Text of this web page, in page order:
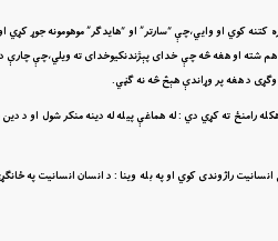
کتنه کوي او وايي،چې “سارتر” او “هايدګر” موهومونه
شته او هغه څه چې خداى پېژندنکيوخداى ته ويلي،چې
د هغه پر وړاندې هېڅ څه نه ګڼي.
هکله رامنځ ته کړي دي : له هماغې پيله له دينه منکر شول
راژوندى کوي او په بله وينا : د انسان انسانيت په